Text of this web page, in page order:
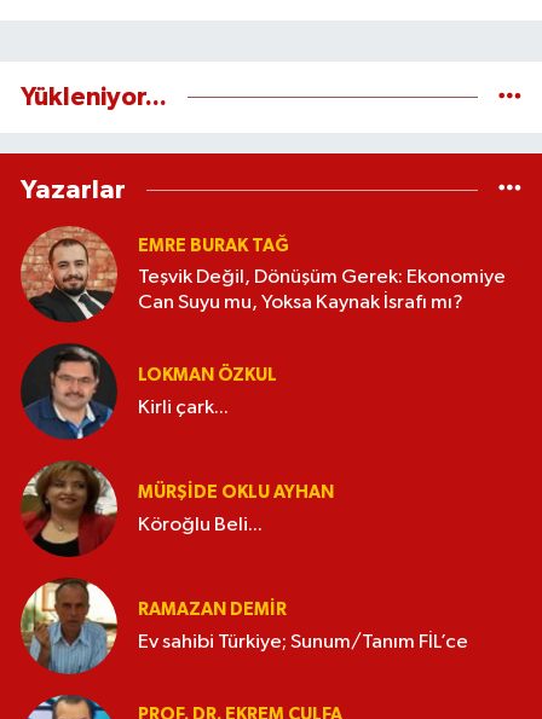
Yükleniyor...
Yazarlar
EMRE BURAK TAĞ
Teşvik Değil, Dönüşüm Gerek: Ekonomiye
Can Suyu mu, Yoksa Kaynak İsrafı mı?
LOKMAN ÖZKUL
Kirli çark...
MÜRŞIDE OKLU AYHAN
Köroğlu Beli...
RAMAZAN DEMİR
Ev sahibi Türkiye; Sunum/Tanım FİL’ce
PROF. DR. EKREM ÇULFA